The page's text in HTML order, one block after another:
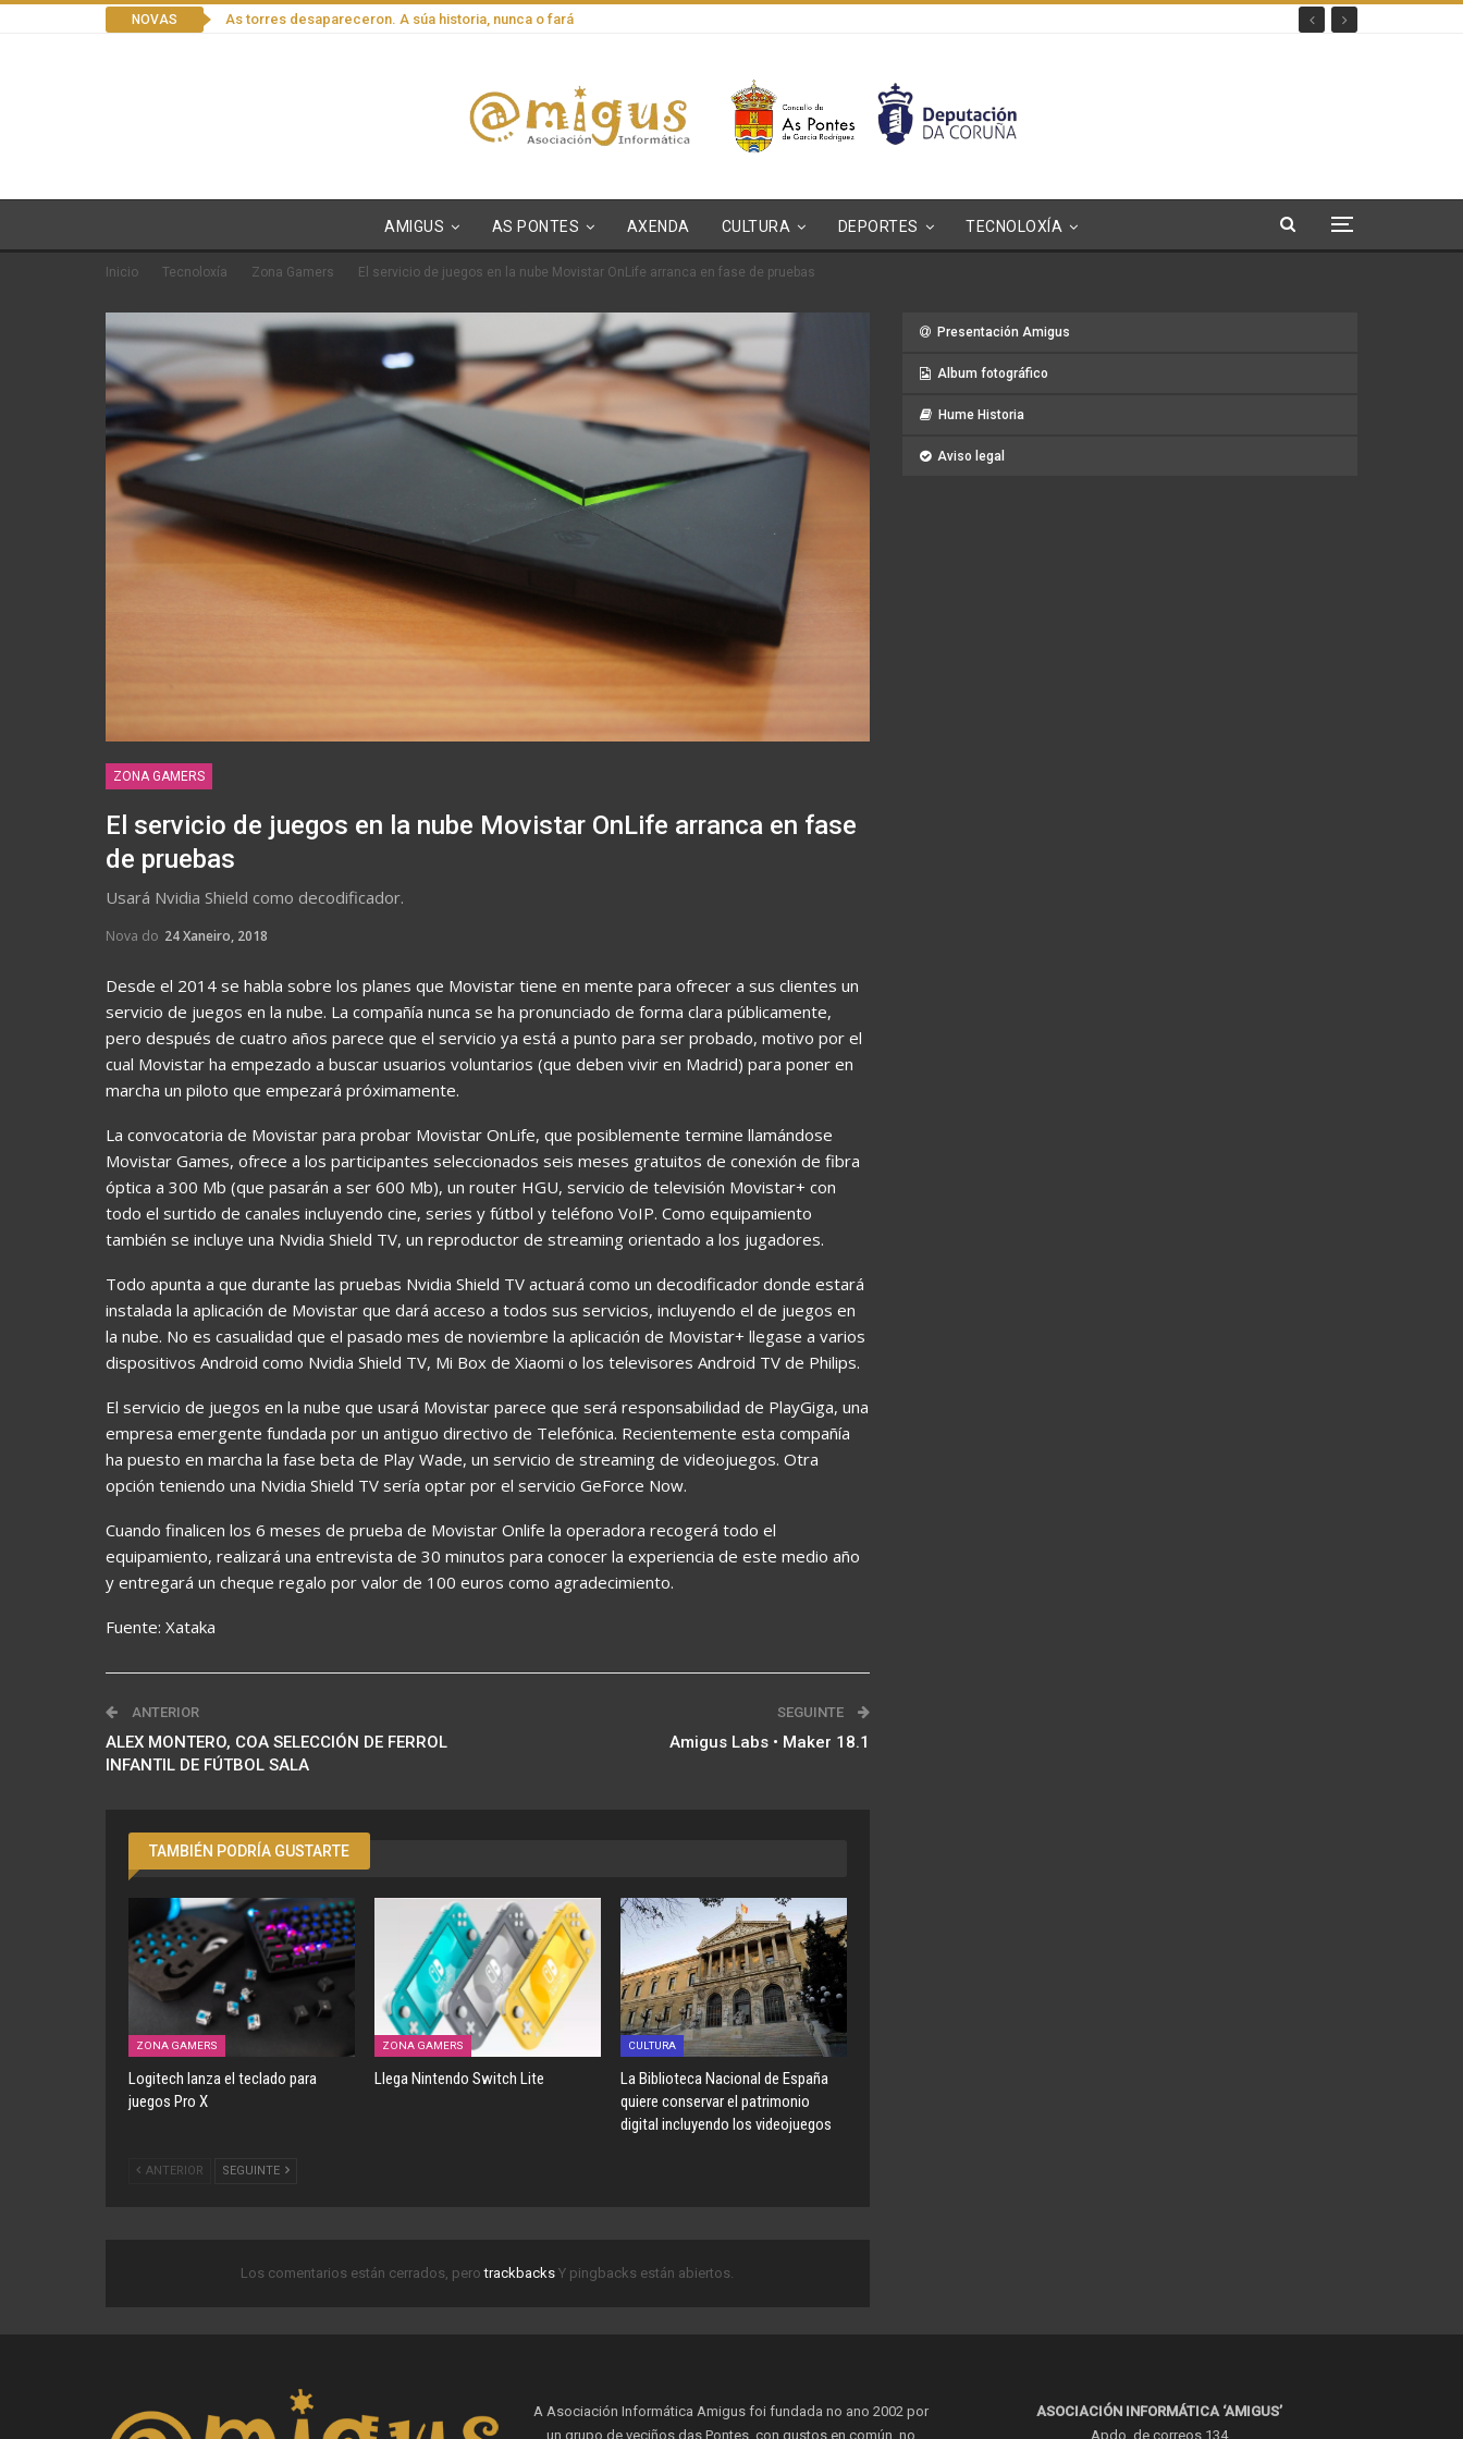
NOVAS As torres desapareceron. A súa historia, nunca o fará
AMIGUS AS PONTES AXENDA CULTURA DEPORTES TECNOLOXÍA
Inicio Tecnoloxía Zona Gamers El servicio de juegos en la nube Movistar OnLife arranca en fase de pruebas
ZONA GAMERS
El servicio de juegos en la nube Movistar OnLife arranca en fase
de pruebas
Usará Nvidia Shield como decodificador.
Nova do 24 Xaneiro, 2018
Desde el 2014 se habla sobre los planes que Movistar tiene en mente para ofrecer a sus clientes un
servicio de juegos en la nube. La compañía nunca se ha pronunciado de forma clara públicamente,
pero después de cuatro años parece que el servicio ya está a punto para ser probado, motivo por el
cual Movistar ha empezado a buscar usuarios voluntarios (que deben vivir en Madrid) para poner en
marcha un piloto que empezará próximamente.
La convocatoria de Movistar para probar Movistar OnLife, que posiblemente termine llamándose
Movistar Games, ofrece a los participantes seleccionados seis meses gratuitos de conexión de fibra
óptica a 300 Mb (que pasarán a ser 600 Mb), un router HGU, servicio de televisión Movistar+ con
todo el surtido de canales incluyendo cine, series y fútbol y teléfono VoIP. Como equipamiento
también se incluye una Nvidia Shield TV, un reproductor de streaming orientado a los jugadores.
Todo apunta a que durante las pruebas Nvidia Shield TV actuará como un decodificador donde estará
instalada la aplicación de Movistar que dará acceso a todos sus servicios, incluyendo el de juegos en
la nube. No es casualidad que el pasado mes de noviembre la aplicación de Movistar+ llegase a varios
dispositivos Android como Nvidia Shield TV, Mi Box de Xiaomi o los televisores Android TV de Philips.
El servicio de juegos en la nube que usará Movistar parece que será responsabilidad de PlayGiga, una
empresa emergente fundada por un antiguo directivo de Telefónica. Recientemente esta compañía
ha puesto en marcha la fase beta de Play Wade, un servicio de streaming de videojuegos. Otra
opción teniendo una Nvidia Shield TV sería optar por el servicio GeForce Now.
Cuando finalicen los 6 meses de prueba de Movistar Onlife la operadora recogerá todo el
equipamiento, realizará una entrevista de 30 minutos para conocer la experiencia de este medio año
y entregará un cheque regalo por valor de 100 euros como agradecimiento.
Fuente: Xataka
ANTERIOR
ALEX MONTERO, COA SELECCIÓN DE FERROL
INFANTIL DE FÚTBOL SALA
SEGUINTE
Amigus Labs • Maker 18.1
TAMBIÉN PODRÍA GUSTARTE
ZONA GAMERS
Logitech lanza el teclado para
juegos Pro X
ZONA GAMERS
Llega Nintendo Switch Lite
CULTURA
La Biblioteca Nacional de España
quiere conservar el patrimonio
digital incluyendo los videojuegos
ANTERIOR SEGUINTE
Los comentarios están cerrados, perotrackbacksY pingbacks están abiertos.
Presentación Amigus
Album fotográfico
Hume Historia
Aviso legal
A Asociación Informática Amigus foi fundada no ano 2002 por
un grupo de veciños das Pontes, con gustos en común, no
ASOCIACIÓN INFORMÁTICA ‘AMIGUS’
Apdo. de correos 134